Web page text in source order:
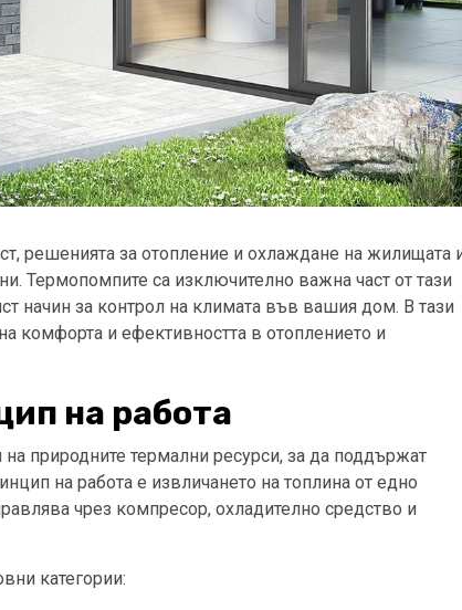
решенията за отопление и охлаждане на жилищата
Термопомпите са изключително важна част от тази
начин за контрол на климата във вашия дом. В тази
комфорта и ефективността в отоплението и
на работа
природните термални ресурси, за да поддържат
на работа е извличането на топлина от едно
чрез компресор, охладително средство и
категории: